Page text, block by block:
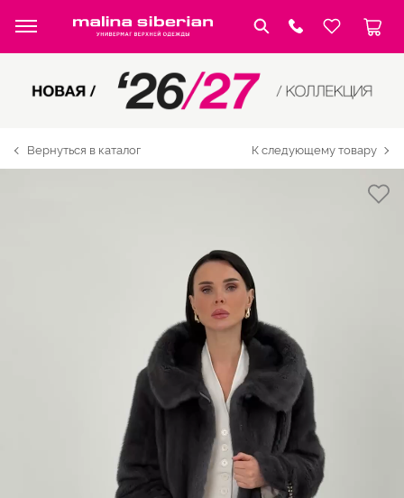
Вернуться в каталог К следующему товару